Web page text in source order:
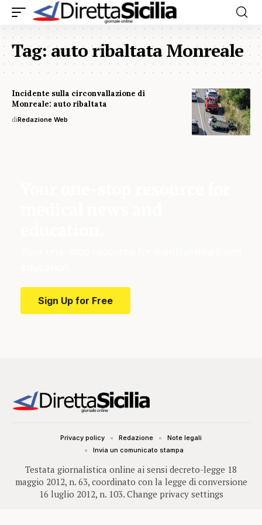
Tag:auto ribaltata Monreale
Incidente sulla circonvallazione di
Monreale: auto ribaltata
diRedazione Web
Sign Up for Free
Testata giornalistica online ai sensi decreto-legge 18
maggio 2012, n. 63, coordinato con la legge di conversione
16 luglio 2012, n. 103. Change privacy settings
Privacy policy Redazione
Note legali
Invia un comunicato stampa